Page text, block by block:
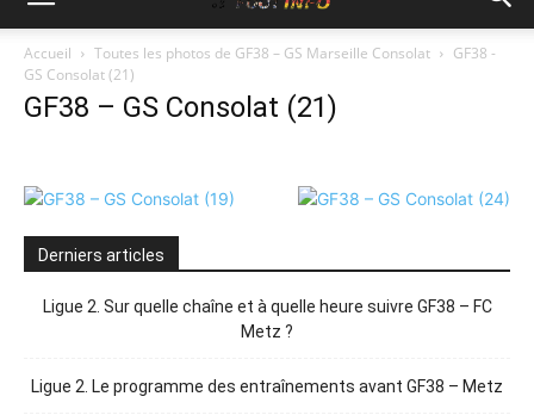
Accueil Toutes les photos de GF38 – GS Marseille Consolat
GF38 -
GS Consolat (21)
GF38 – GS Consolat (21)
Derniers articles
Ligue 2. Sur quelle chaîne et à quelle heure suivre GF38 – FC
Metz ?
Ligue 2. Le programme des entraînements avant GF38 – Metz